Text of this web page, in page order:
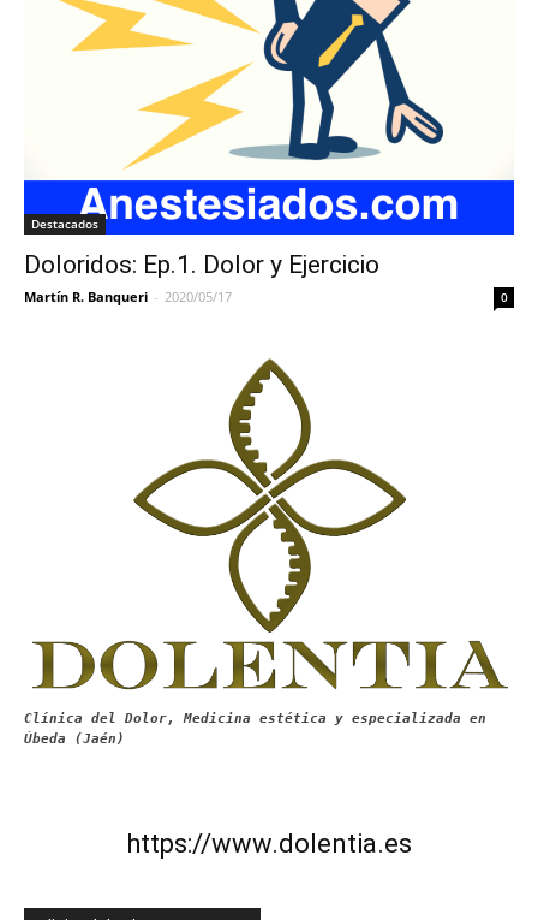
Destacados
Doloridos: Ep.1. Dolor y Ejercicio
Martín R. Banqueri - 2020/05/17 0
Clínica del Dolor, Medicina estética y especializada en
Úbeda (Jaén)
https://www.dolentia.es